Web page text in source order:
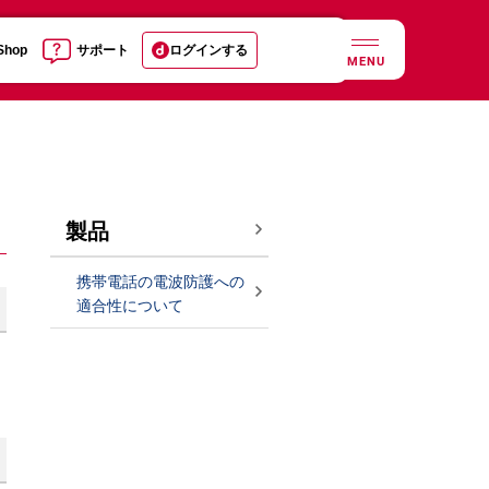
サポート ログインする
MENU
製品
携帯電話の電波防護への
適合性について